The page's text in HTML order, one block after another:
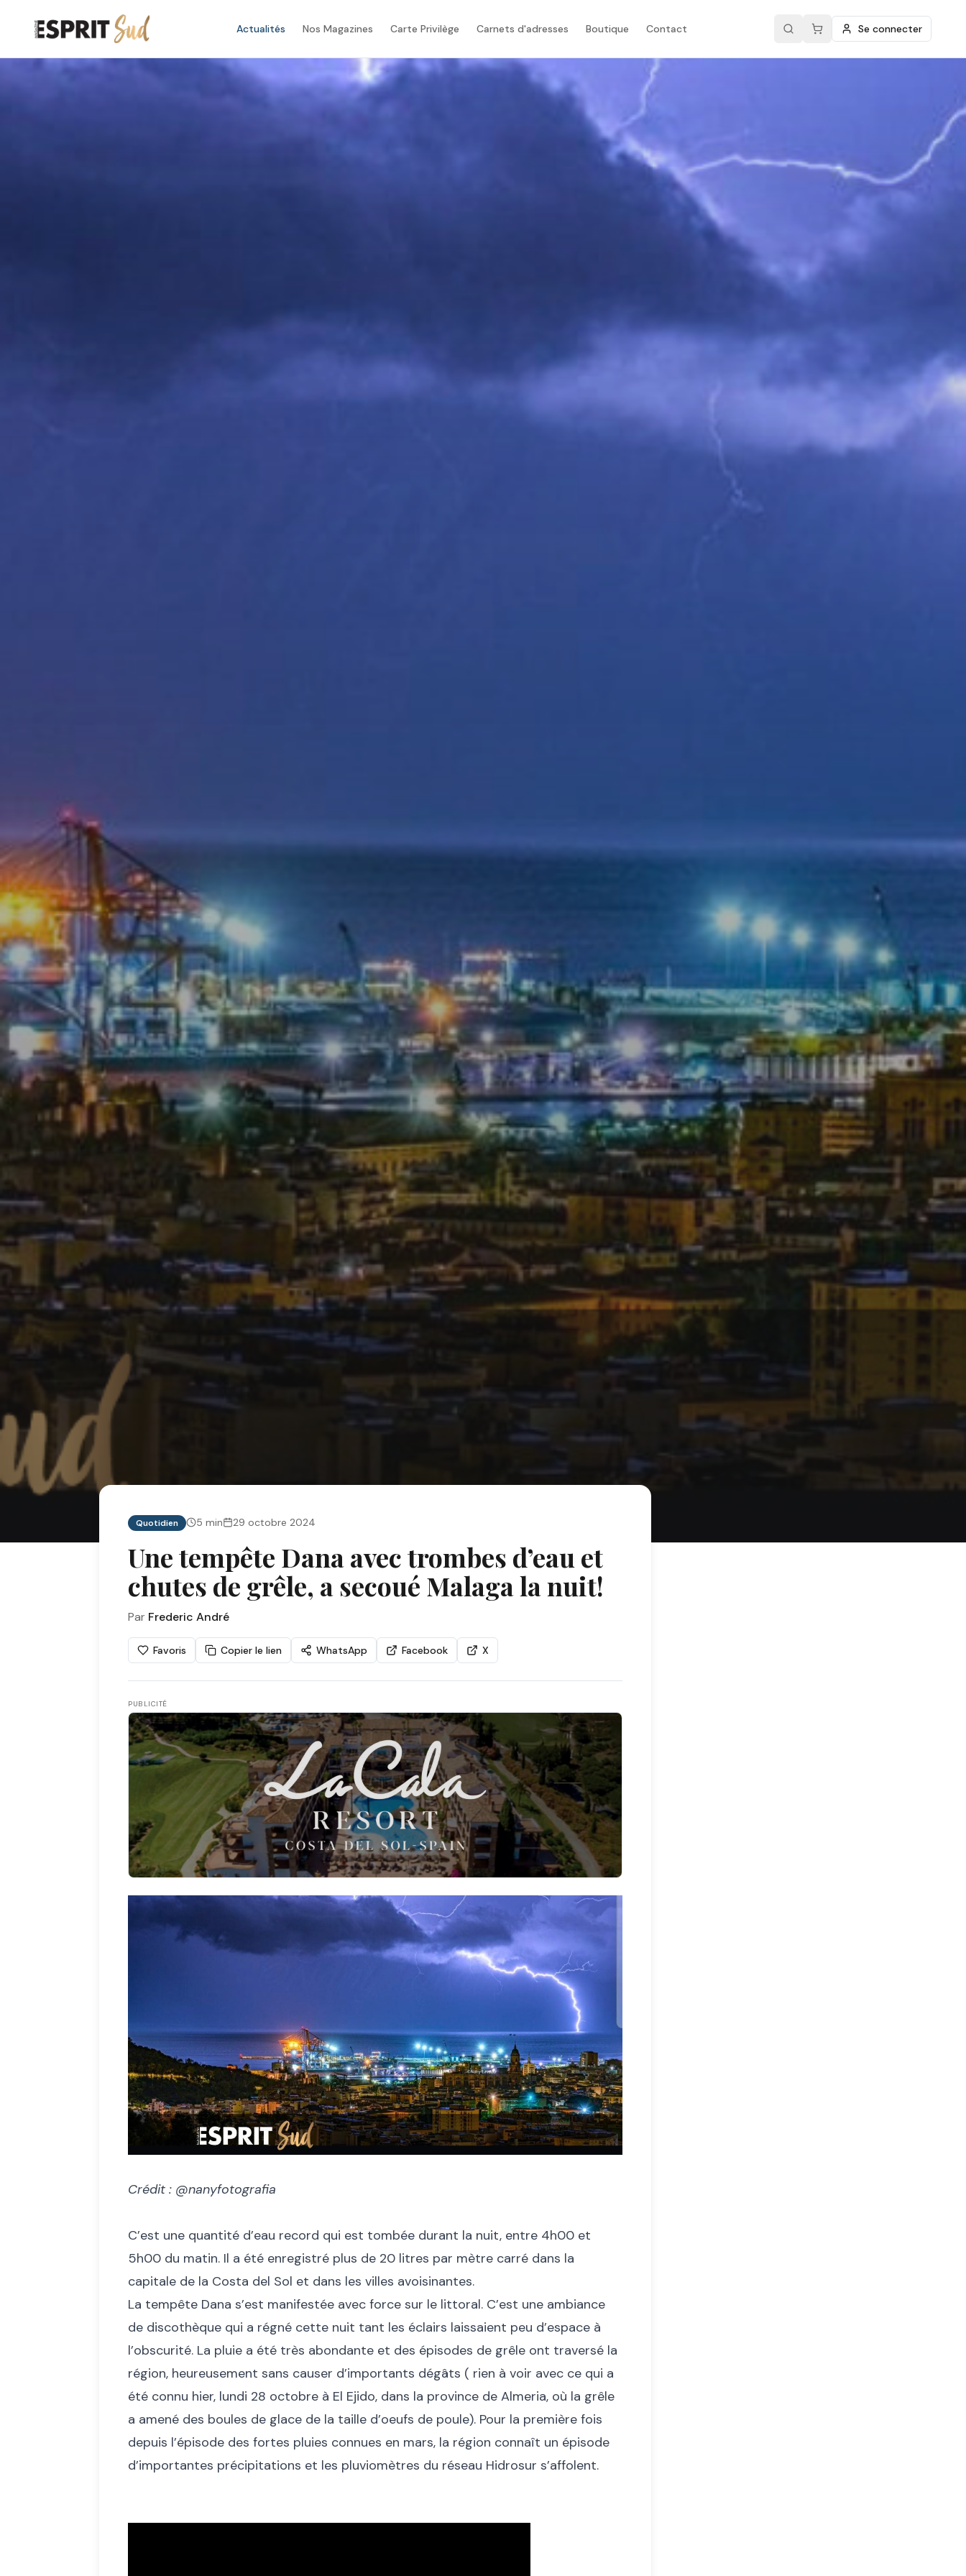
Actualités Nos Magazines Carte Privilège Carnets d'adresses Boutique Contact Se connecter
Quotidien 5 min 29 octobre 2024
Une tempête Dana avec trombes d’eau et
chutes de grêle, a secoué Malaga la nuit!
Par Frederic André
Favoris Copier le lien WhatsApp Facebook X
PUBLICITÉ
Crédit : @nanyfotografia
C’est une quantité d’eau record qui est tombée durant la nuit, entre 4h00 et
5h00 du matin. Il a été enregistré plus de 20 litres par mètre carré dans la
capitale de la Costa del Sol et dans les villes avoisinantes.
La tempête Dana s’est manifestée avec force sur le littoral. C’est une ambiance
de discothèque qui a régné cette nuit tant les éclairs laissaient peu d’espace à
l’obscurité. La pluie a été très abondante et des épisodes de grêle ont traversé la
région, heureusement sans causer d’importants dégâts ( rien à voir avec ce qui a
été connu hier, lundi 28 octobre à El Ejido, dans la province de Almeria, où la grêle
a amené des boules de glace de la taille d’oeufs de poule). Pour la première fois
depuis l’épisode des fortes pluies connues en mars, la région connaît un épisode
d’importantes précipitations et les pluviomètres du réseau Hidrosur s’affolent.